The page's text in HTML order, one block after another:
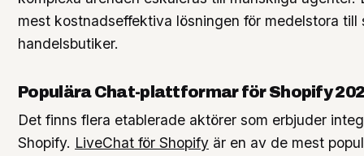
mest kostnadseffektiva lösningen för medelstora till
handelsbutiker.
Populära Chat-plattformar för Shopify
Det finns flera etablerade aktörer som erbjuder
Shopify. LiveChat för Shopify är en av de mest